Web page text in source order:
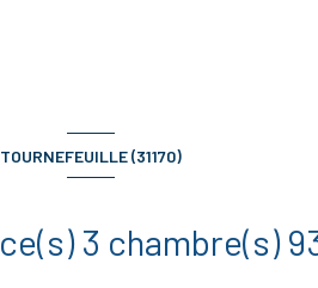
TOURNEFEUILLE (31170)